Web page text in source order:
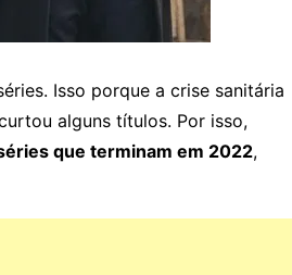
Isso porque a crise sanitária
alguns títulos. Por isso,
que terminam em 2022,